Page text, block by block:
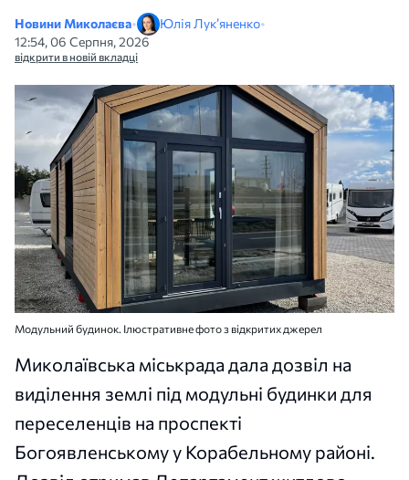
Новини Миколаєва• Юлія Лук’яненко•
12:54, 06 Серпня, 2026
відкрити в новій вкладці
Модульний будинок. Ілюстративне фото з відкритих джерел
Миколаївська міськрада дала дозвіл на
виділення землі під модульні будинки для
переселенців на проспекті
Богоявленському у Корабельному районі.